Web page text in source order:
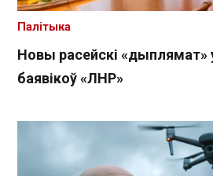
Новы расейскі «дыплямат»
баявікоў «ЛНР»
Палітыка